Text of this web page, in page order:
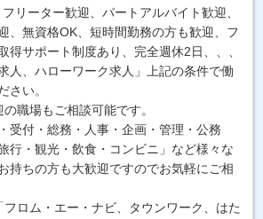
リーター歓迎、パートアルバイト歓迎、
、無資格OK、短時間勤務の方も歓迎、フ
得サポート制度あり、完全週休2日、、、
人、ハローワーク求人」上記の条件で働
さい。
職場もご相談可能です。
受付・総務・人事・企画・管理・公務
行・観光・飲食・コンビニ」など様々な
持ちの方も大歓迎ですのでお気軽にご相
ロム・エー・ナビ、タウンワーク、はた